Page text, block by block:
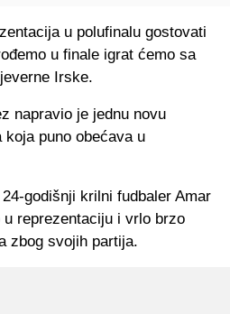
u polufinalu gostovati
u finale igrat ćemo sa
Irske.
napravio je jednu novu
koja puno obećava u
godišnji krilni fudbaler Amar
reprezentaciju i vrlo brzo
zbog svojih partija.